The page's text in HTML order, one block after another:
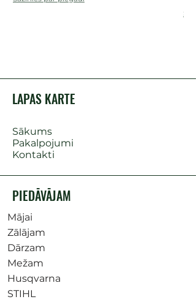
LAPAS KARTE
Sākums
Pakalpojumi
Kontakti
PIEDĀVĀJAM
Mājai
Zālājam
Dārzam
Mežam
Husqvarna
STIHL